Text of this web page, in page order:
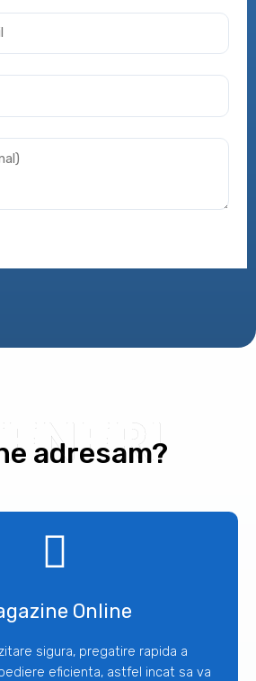
adresam?
Online
sigura, pregatire rapida a
eficienta, astfel incat sa va